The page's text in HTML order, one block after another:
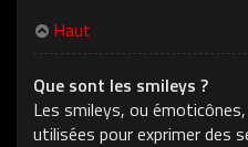
Haut
Que sont les smileys ?
Les smileys, ou
utilisées pour exprimer des